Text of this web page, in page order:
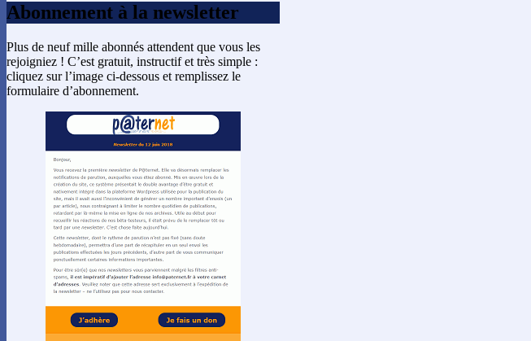
Abonnement à la newsletter
Plus de neuf mille abonnés attendent que vous les
rejoigniez ! C’est gratuit, instructif et très simple :
cliquez sur l’image ci-dessous et remplissez le
formulaire d’abonnement.